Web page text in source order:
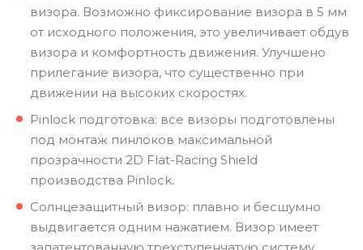
визора. Возможно фиксирование визора в 5 мм
от исходного положения, это увеличивает обдув
визора и комфортность движения. Улучшено
прилегание визора, что существенно при
движении на высоких скоростях.
Pinlock подготовка: все визоры подготовлены
под монтаж пинлоков максимальной
прозрачности 2D Flat-Racing Shield
производства Pinlock.
Солнцезащитный визор: плавно и бесшумно
выдвигается одним нажатием. Визор имеет